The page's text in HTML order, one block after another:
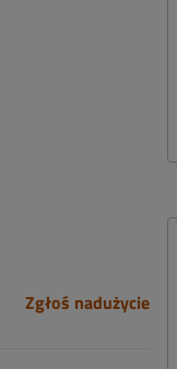
Zgłoś nadużycie